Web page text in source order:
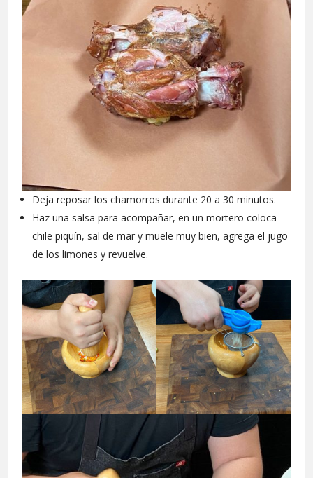
Deja reposar los chamorros durante 20 a 30 minutos.
Haz una salsa para acompañar, en un mortero coloca
chile piquín, sal de mar y muele muy bien, agrega el jugo
de los limones y revuelve.